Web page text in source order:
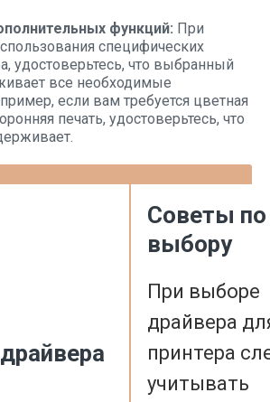
функций: При
специфических
удостоверьтесь, что выбранный
все необходимые
если вам требуется цветная
печать, удостоверьтесь, что
Советы по
выбору
При выборе
драйвера
принтера
учитывать